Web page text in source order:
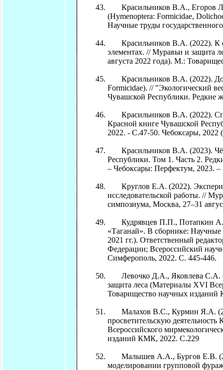
Красильников В.А., Егоров
(Hymenoptera: Formicidae,
Научные труды
Красильников В.А. (2022). К
элементах. // Муравьи и защита
августа 2022 года). М.:
Красильников В.А. (2022).
Formicidae). // "Экологический
Чувашской Республики. Редкие
Красильников В.А. (2022).
Красной книге Чувашской
2022. - С.47-50. Чебоксары, 2022
Красильников В.А. (2023).
Республики. Том 1. Часть 2.
– Чебоксары: Перфектум, 2023.
Круглов Е.А. (2022).
исследовательской работы. //
симпозиума, Москва, 27–31
Кудрявцев П.П., Потапкин
«Таганай». В сборнике:
2021 гг.). Ответственный
Федерации; Всероссийский
Симферополь, 2022. С. 445-446.
Левочко Д.А., Яковлева С.А.
защита леса (Материалы XVI
Товарищество научных
Малахов В.С., Курмин Я.А.
просветительскую
Всероссийского
изданий КМК, 2022. С.229
Малышев А.А., Бургов Е.В.
моделировании групповой